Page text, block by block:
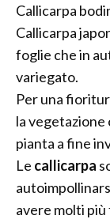
Callicarpa
Callicarpa
foglie che in
variegato.
Per una
la vegetazione
pianta a fine
Le callicarpa
avere molti